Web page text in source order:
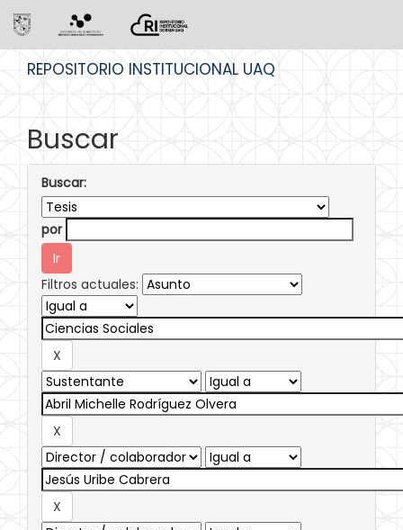
REPOSITORIO INSTITUCIONAL UAQ
Buscar
Buscar:
por
Filtros actuales: